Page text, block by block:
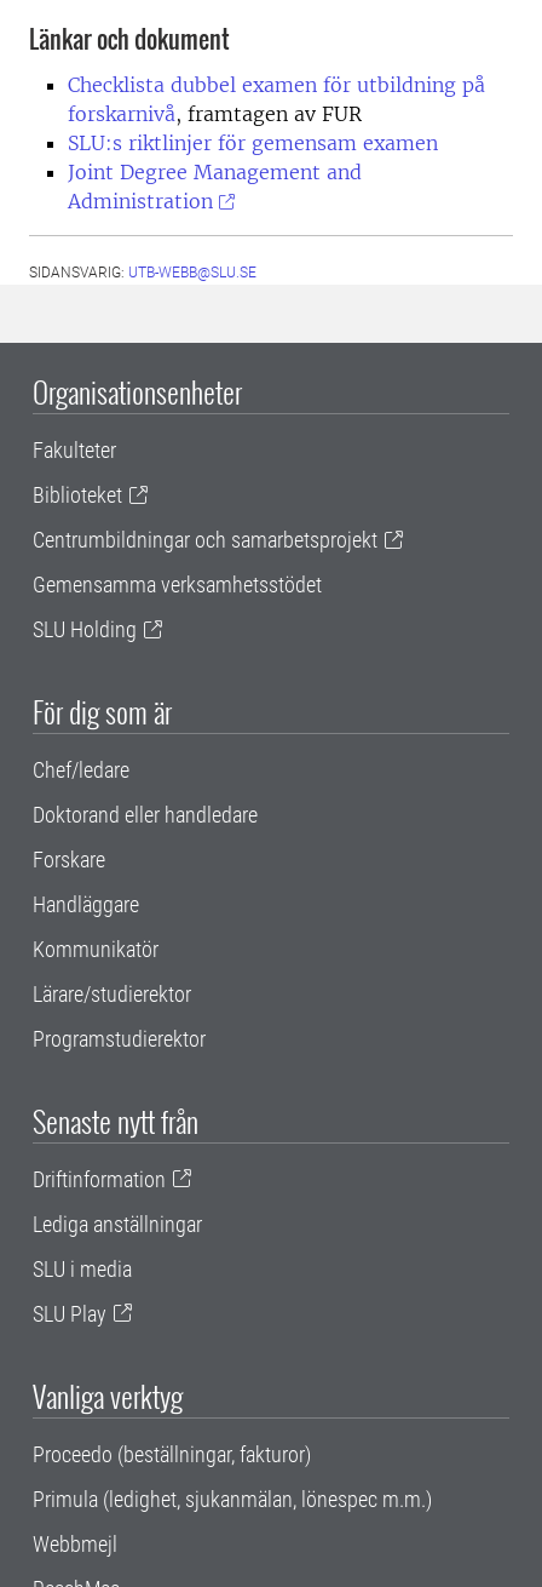
Länkar och dokument
Checklista dubbel examen för utbildning på
forskarnivå, framtagen av FUR
SLU:s riktlinjer för gemensam examen
Joint Degree Management and
Administration
SIDANSVARIG: UTB-WEBB@SLU.SE
Organisationsenheter
Fakulteter
Biblioteket
Centrumbildningar och samarbetsprojekt
Gemensamma verksamhetsstödet
SLU Holding
För dig som är
Chef/ledare
Doktorand eller handledare
Forskare
Handläggare
Kommunikatör
Lärare/studierektor
Programstudierektor
Senaste nytt från
Driftinformation
Lediga anställningar
SLU i media
SLU Play
Vanliga verktyg
Proceedo (beställningar, fakturor)
Primula (ledighet, sjukanmälan, lönespec m.m.)
Webbmejl